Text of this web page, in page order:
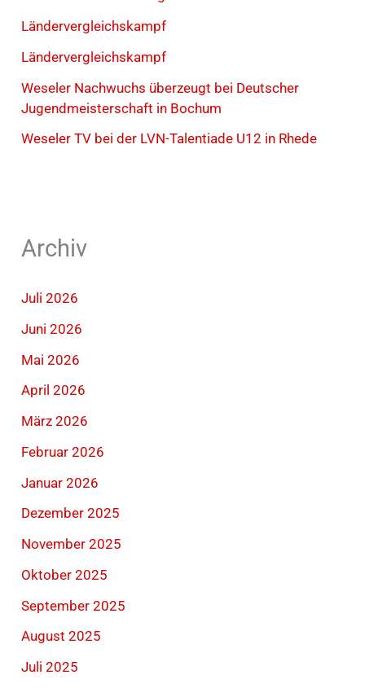
Ländervergleichskampf
Ländervergleichskampf
Weseler Nachwuchs überzeugt bei Deutscher
Jugendmeisterschaft in Bochum
Weseler TV bei der LVN-Talentiade U12 in Rhede
Archiv
Juli 2026
Juni 2026
Mai 2026
April 2026
März 2026
Februar 2026
Januar 2026
Dezember 2025
November 2025
Oktober 2025
September 2025
August 2025
Juli 2025